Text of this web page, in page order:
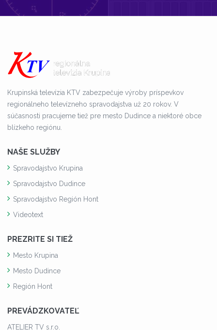
Krupinská televízia KTV zabezpečuje výroby príspevkov
regionálneho televízneho spravodajstva už 20 rokov. V
súčasnosti pracujeme tiež pre mesto Dudince a niektoré obce
blízkeho regiónu.
NAŠE SLUŽBY
Spravodajstvo Krupina
Spravodajstvo Dudince
Spravodajstvo Región Hont
Videotext
PREZRITE SI TIEŽ
Mesto Krupina
Mesto Dudince
Región Hont
PREVÁDZKOVATEĽ
ATELIER TV s.r.o.